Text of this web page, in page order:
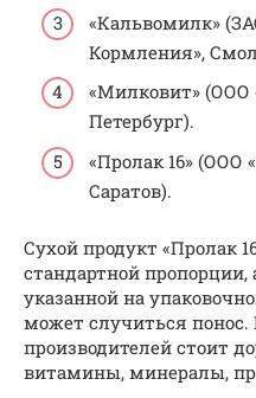
«Кальвомилк»
Кормления»,
«Милковит» (ООО
Петербург).
«Пролак 16» (ООО
Саратов).
Сухой продукт «Пролак
стандартной пропорции,
указанной на
может случиться
производителей стоит
витамины, минералы,